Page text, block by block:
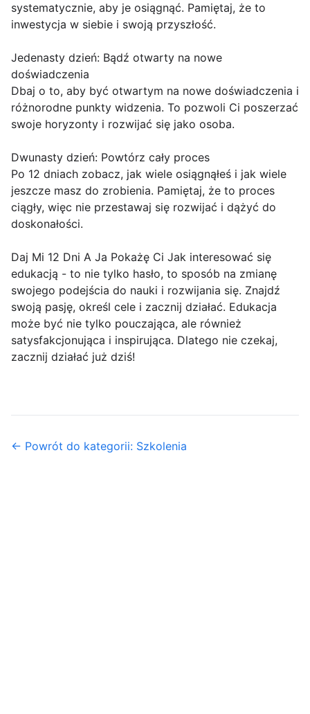
systematycznie, aby je osiągnąć. Pamiętaj, że to
inwestycja w siebie i swoją przyszłość.
Jedenasty dzień: Bądź otwarty na nowe
doświadczenia
Dbaj o to, aby być otwartym na nowe doświadczenia i
różnorodne punkty widzenia. To pozwoli Ci poszerzać
swoje horyzonty i rozwijać się jako osoba.
Dwunasty dzień: Powtórz cały proces
Po 12 dniach zobacz, jak wiele osiągnąłeś i jak wiele
jeszcze masz do zrobienia. Pamiętaj, że to proces
ciągły, więc nie przestawaj się rozwijać i dążyć do
doskonałości.
Daj Mi 12 Dni A Ja Pokażę Ci Jak interesować się
edukacją - to nie tylko hasło, to sposób na zmianę
swojego podejścia do nauki i rozwijania się. Znajdź
swoją pasję, określ cele i zacznij działać. Edukacja
może być nie tylko pouczająca, ale również
satysfakcjonująca i inspirująca. Dlatego nie czekaj,
zacznij działać już dziś!
← Powrót do kategorii: Szkolenia